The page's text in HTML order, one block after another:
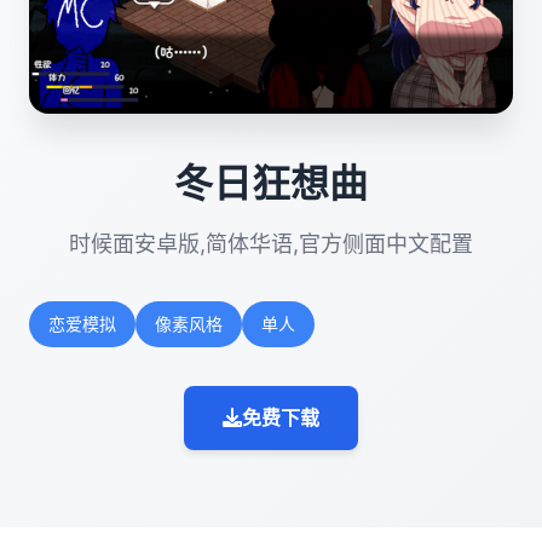
冬日狂想曲
时候面安卓版,简体华语,官方侧面中文配置
恋爱模拟 像素风格 单人
免费下载